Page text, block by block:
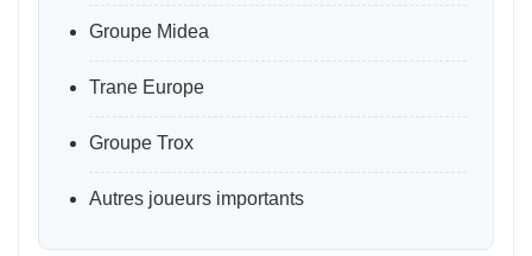
Groupe Midea
Trane Europe
Groupe Trox
Autres joueurs importants